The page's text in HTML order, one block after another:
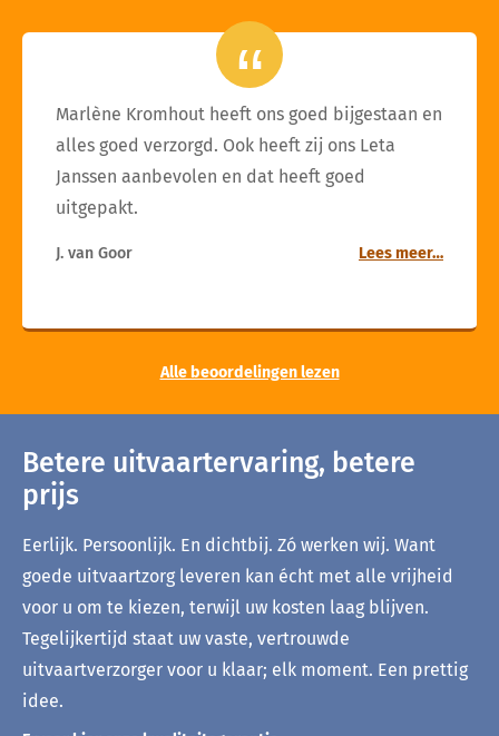
Marlène Kromhout heeft ons goed bijgestaan en
alles goed verzorgd. Ook heeft zij ons Leta
Janssen aanbevolen en dat heeft goed
uitgepakt.
J. van Goor Lees meer…
Alle beoordelingen lezen
Betere uitvaartervaring, betere
prijs
Eerlijk. Persoonlijk. En dichtbij. Zó werken wij. Want
goede uitvaartzorg leveren kan écht met alle vrijheid
voor u om te kiezen, terwijl uw kosten laag blijven.
Tegelijkertijd staat uw vaste, vertrouwde
uitvaartverzorger voor u klaar; elk moment. Een prettig
idee.